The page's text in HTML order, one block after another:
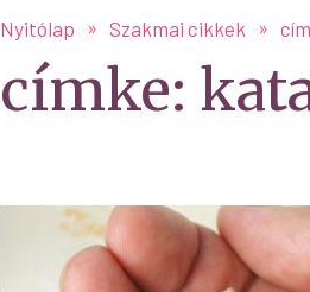
Nyitólap Szakmai cikkek
címke: